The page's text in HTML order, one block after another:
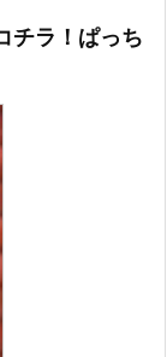
チラ！ぱっち